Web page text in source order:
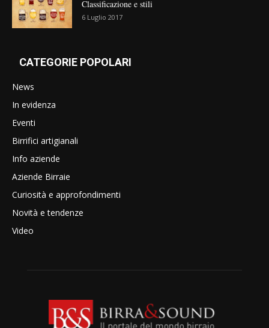
Classificazione e stili
6 Luglio 2017
CATEGORIE POPOLARI
News
In evidenza
Eventi
Birrifici artigianali
Info aziende
Aziende Birraie
Curiosità e approfondimenti
Novità e tendenze
Video